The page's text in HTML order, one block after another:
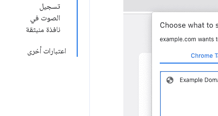
تسجيل
الصوت في
نافذة منبثقة
اعتبارات أخرى